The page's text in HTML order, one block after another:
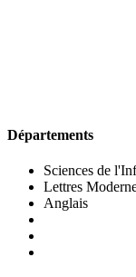
Départements
Sciences de
Lettres
Anglais